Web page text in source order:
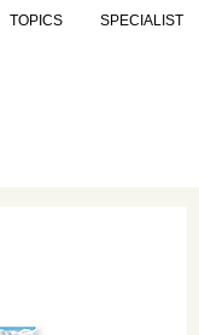
TOPICS SPECIALIST